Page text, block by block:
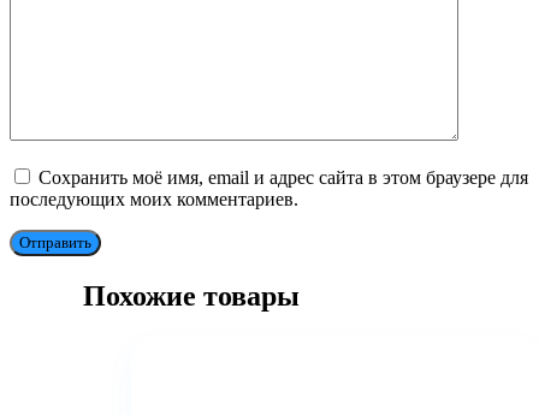
Сохранить моё имя, email и адрес сайта в этом браузере для
последующих моих комментариев.
Отправить
Похожие товары